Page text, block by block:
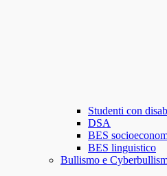
Studenti con
DSA
BES
BES linguistico
Bullismo e